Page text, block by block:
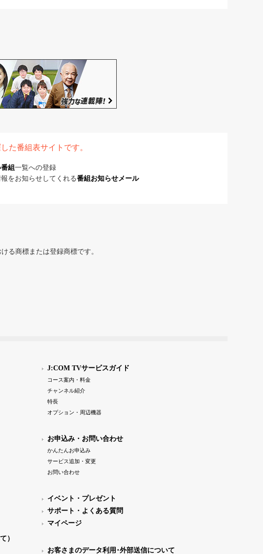
た番組表サイトです。
組 一覧への登録
をお知らせしてくれる番組お知らせメール
る商標または登録商標です。
）
J:COM TVサービスガイド
コース案内・料金
チャンネル紹介
特長
オプション・周辺機器
お申込み・お問い合わせ
かんたんお申込み
サービス追加・変更
お問い合わせ
イベント・プレゼント
サポート・よくある質問
マイページ
お客さまのデータ利用･外部送信について